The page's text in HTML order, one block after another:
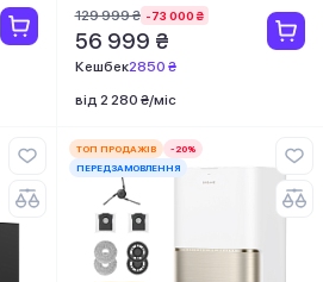
129 999 ₴ -73 000 ₴
56 999 ₴
Кешбек2850 ₴
від 2 280 ₴/міс
ТОП ПРОДАЖІВ
-20%
ПЕРЕДЗАМОВЛЕННЯ